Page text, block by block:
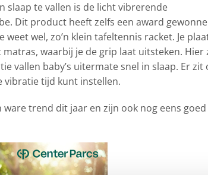
slaap te vallen is de licht vibrerende
Dit product heeft zelfs een award
wel, zo’n klein tafeltennis racket. Je
waarbij je de grip laat uitsteken. Hier
vallen baby’s uitermate snel in slaap. Er zit
vibratie tijd kunt instellen.
trend dit jaar en zijn ook nog eens goed